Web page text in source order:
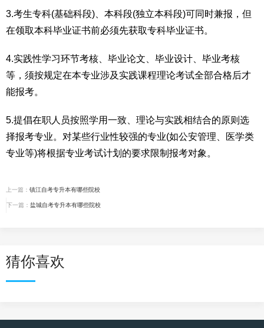
3.考生专科(基础科段)、本科段(独立本科段)可同时兼报，但
在领取本科毕业证书前必须先获取专科毕业证书。
4.实践性学习环节考核、毕业论文、毕业设计、毕业考核
等，须按规定在本专业涉及实践课程理论考试全部合格后才
能报考。
5.提倡在职人员按照学用一致、理论与实践相结合的原则选
择报考专业。对某些行业性较强的专业(如公安管理、医学类
专业等)将根据专业考试计划的要求限制报考对象。
上一篇： 镇江自考专升本有哪些院校
下一篇： 盐城自考专升本有哪些院校
猜你喜欢